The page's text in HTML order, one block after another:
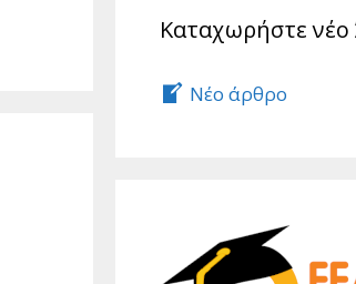
Καταχωρήστε
Νέο άρθρο